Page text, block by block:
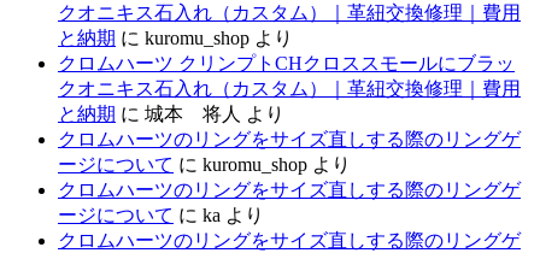
クオニキス石入れ（カスタム）｜革紐交換修理｜費用
と納期 に kuromu_shop より
クロムハーツ クリンプトCHクロススモールにブラッ
クオニキス石入れ（カスタム）｜革紐交換修理｜費用
と納期 に 城本 将人 より
クロムハーツのリングをサイズ直しする際のリングゲ
ージについて に kuromu_shop より
クロムハーツのリングをサイズ直しする際のリングゲ
ージについて に ka より
クロムハーツのリングをサイズ直しする際のリングゲ